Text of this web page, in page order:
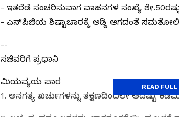
- ಇತರೆಡೆ ಸಂಚರಿಸುವಾಗ ವಾಹನಗಳ ಸಂಖ್ಯೆ
- ಎಸ್‌ಪಿಜಿಯ ಶಿಷ್ಟಾಚಾರಕ್ಕೆ ಅಡ್ಡಿ ಆಗದಂತೆ
--
ಸಚಿವರಿಗೆ ಪ್ರಧಾನಿ
ಮಿಯವ್ಯಯ ಪಾಠ
1. ಅನಗತ್ಯ ಖರ್ಚುಗಳನ್ನು ತಕ್ಷಣದಿಂದಲೇ ಆದಷ್ಟು
READ